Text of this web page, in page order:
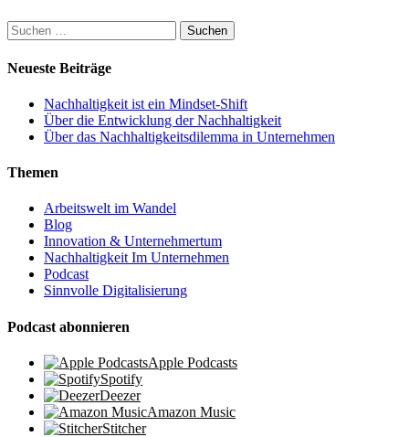
Suchen
nach:
Neueste Beiträge
Nachhaltigkeit ist ein Mindset-Shift
Über die Entwicklung der Nachhaltigkeit
Über das Nachhaltigkeitsdilemma in Unternehmen
Themen
Arbeitswelt im Wandel
Blog
Innovation & Unternehmertum
Nachhaltigkeit Im Unternehmen
Podcast
Sinnvolle Digitalisierung
Podcast abonnieren
Apple Podcasts
Spotify
Deezer
Amazon Music
Stitcher